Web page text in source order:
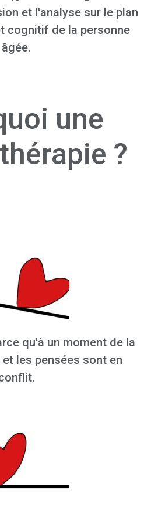
et l'analyse sur le plan
cognitif de la personne
âgée.
une
?
qu'à un moment de la
les pensées sont en